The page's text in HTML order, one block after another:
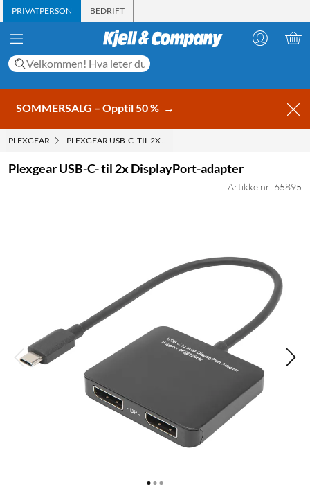
PRIVATPERSON BEDRIFT
SOMMERSALG – Opptil 50 % →
PLEXGEAR PLEXGEAR USB-C- TIL 2X DISPLAYPORT-ADAPTER
Plexgear USB-C- til 2x DisplayPort-adapter
Artikkelnr: 65895